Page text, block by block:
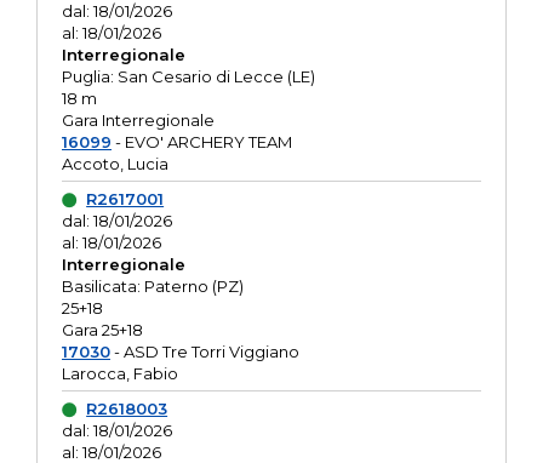
dal: 18/01/2026
al: 18/01/2026
Interregionale
Puglia: San Cesario di Lecce (LE)
18 m
Gara Interregionale
16099 - EVO' ARCHERY TEAM
Accoto, Lucia
R2617001
dal: 18/01/2026
al: 18/01/2026
Interregionale
Basilicata: Paterno (PZ)
25+18
Gara 25+18
17030- ASD Tre Torri Viggiano
Larocca, Fabio
R2618003
dal: 18/01/2026
al: 18/01/2026